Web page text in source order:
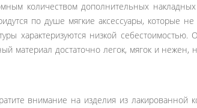
количеством дополнительных
по душе мягкие аксессуары, которые
характеризуются низкой
материал достаточно легок, мягок и
внимание на изделия из лакированной